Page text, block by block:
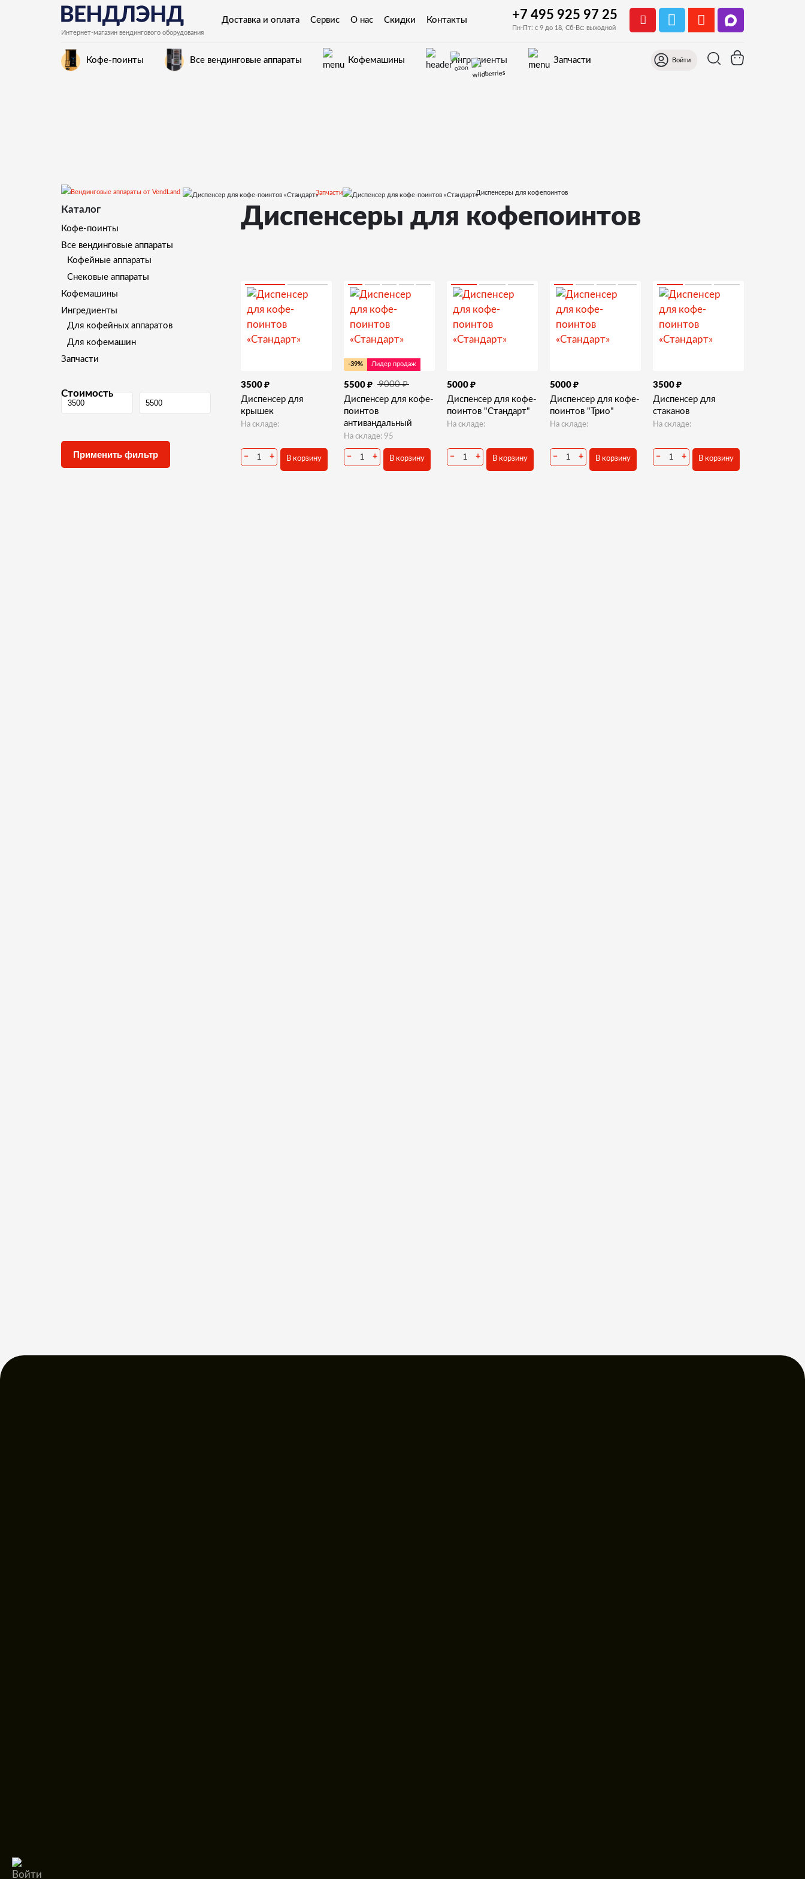
Интернет-магазин вендингового оборудования
Доставка и оплата Сервис О нас Скидки Контакты +7 495 925 97 25
Пн-Пт: с 9 до 18, Сб-Вс: выходной
Кофе-поинты Все вендинговые аппараты Кофемашины Ингредиенты Запчасти Войти
Запчасти Диспенсеры для кофепоинтов
Каталог
Кофе-поинты
Все вендинговые аппараты
Кофейные аппараты
Снековые аппараты
Кофемашины
Ингредиенты
Для кофейных аппаратов
Для кофемашин
Запчасти
Стоимость
Диспенсеры для кофепоинтов
3500 ₽
Диспенсер для
крышек
На складе:
− + В корзину
-39% Лидер продаж
5500 ₽ 9000₽
Диспенсер для кофе-
поинтов
антивандальный
На складе: 95
− + В корзину
5000 ₽
Диспенсер для кофе-
поинтов "Стандарт"
На складе:
− + В корзину
5000 ₽
Диспенсер для кофе-
поинтов "Трио"
На складе:
− + В корзину
3500 ₽
Диспенсер для
стаканов
На складе:
− + В корзину